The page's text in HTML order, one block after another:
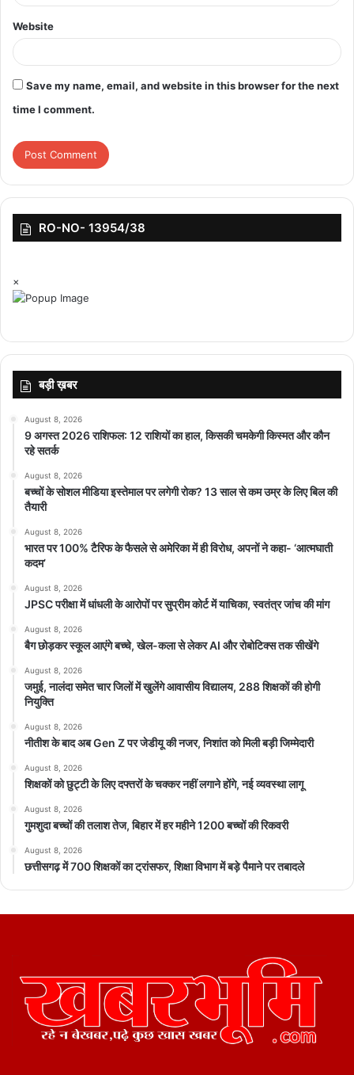
Website
Save my name, email, and website in this browser for the next
time I comment.
RO-NO- 13954/38
×
बड़ी ख़बर
August 8, 2026
9 अगस्त 2026 राशिफल: 12 राशियों का हाल, किसकी चमकेगी किस्मत और कौन
रहे सतर्क
August 8, 2026
बच्चों के सोशल मीडिया इस्तेमाल पर लगेगी रोक? 13 साल से कम उम्र के लिए बिल की
तैयारी
August 8, 2026
भारत पर 100% टैरिफ के फैसले से अमेरिका में ही विरोध, अपनों ने कहा- ‘आत्मघाती
कदम’
August 8, 2026
JPSC परीक्षा में धांधली के आरोपों पर सुप्रीम कोर्ट में याचिका, स्वतंत्र जांच की मांग
August 8, 2026
बैग छोड़कर स्कूल आएंगे बच्चे, खेल-कला से लेकर AI और रोबोटिक्स तक सीखेंगे
August 8, 2026
जमुई, नालंदा समेत चार जिलों में खुलेंगे आवासीय विद्यालय, 288 शिक्षकों की होगी
नियुक्ति
August 8, 2026
नीतीश के बाद अब Gen Z पर जेडीयू की नजर, निशांत को मिली बड़ी जिम्मेदारी
August 8, 2026
शिक्षकों को छुट्टी के लिए दफ्तरों के चक्कर नहीं लगाने होंगे, नई व्यवस्था लागू
August 8, 2026
गुमशुदा बच्चों की तलाश तेज, बिहार में हर महीने 1200 बच्चों की रिकवरी
August 8, 2026
छत्तीसगढ़ में 700 शिक्षकों का ट्रांसफर, शिक्षा विभाग में बड़े पैमाने पर तबादले